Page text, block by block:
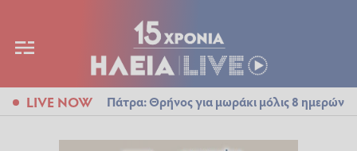
LIVE NOW Πάτρα: Θρήνος για μωράκι μόλις 8 ημερών